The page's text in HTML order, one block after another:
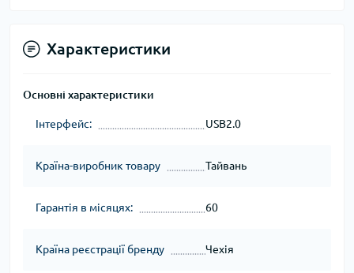
Характеристики
Основні характеристики
Інтерфейс: USB2.0
Країна-виробник товару Тайвань
Гарантія в місяцях: 60
Країна реєстрації бренду Чехія